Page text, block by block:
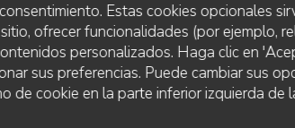
Estas cookies opcionales
ofrecer funcionalidades (por ejemplo,
personalizados. Haga clic en
sus preferencias. Puede cambiar sus
de cookie en la parte inferior izquierda de
RESTAURANTE GOURMET
• AMIENS